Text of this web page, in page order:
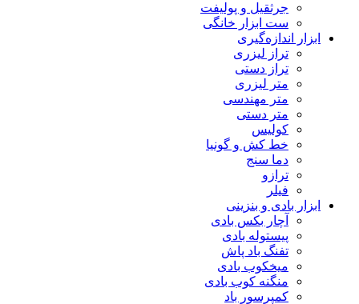
جرثقیل و پولیفت
ست ابزار خانگی
ابزار اندازه‌گیری
تراز لیزری
تراز دستی
متر لیزری
متر مهندسی
متر دستی
کولیس
خط کش و گونیا
دما سنج
ترازو
فیلر
ابزار بادی و بنزینی
آچار بکس بادی
پیستوله بادی
تفنگ باد پاش
میخکوب بادی
منگنه کوب بادی
کمپرسور باد